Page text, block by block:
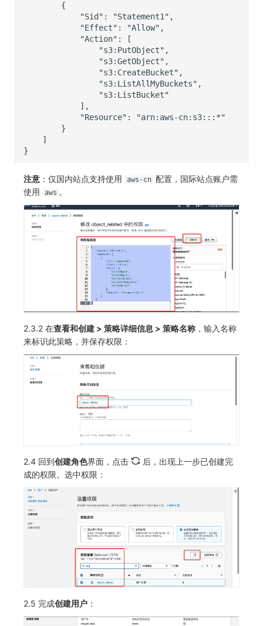
注意 ：仅国内站点支持使用 aws-cn 配置，国际站点账户需
使用
aws 。
2.3.2 在查看和创建 > 策略详细信息 > 策略名称 ，输入名称
来标识此策略，并保存权限：
2.4 回到创建角色界面，点击
后，出现上一步已创建完
成的权限。选中权限：
2.5 完成创建用户 ：